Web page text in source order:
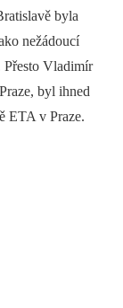
byla
nežádoucí
Přesto Vladimír
byl ihned
ETA v Praze.